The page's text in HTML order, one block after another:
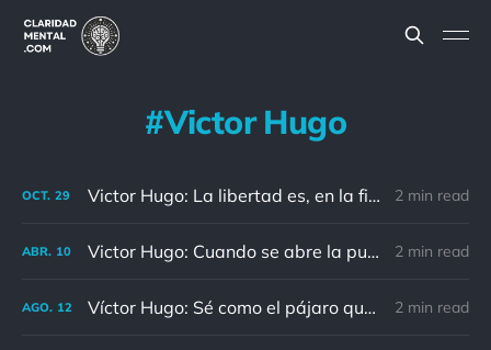
Victor Hugo
OCT. 29 Victor Hugo: La libertad es, en la filosofía, la razón; en el arte, la inspiración; en la política; el derecho. 2 min read
ABR. 10 Victor Hugo: Cuando se abre la puerta de un colegio, se cierra la de una cárcel 2 min read
AGO. 12 Víctor Hugo: Sé como el pájaro que, deteniendo su vuelo un rato en ramas demasiado débiles, siente cómo ceden bajo su peso y sin embargo canta, s 2 min read